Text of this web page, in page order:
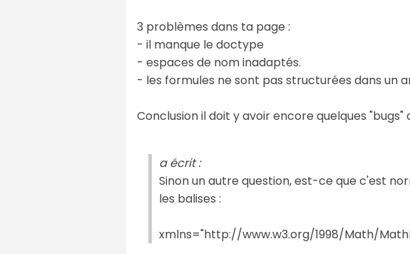
3 problèmes dans ta page :
- il manque le doctype
- espaces de nom inadaptés.
- les formules ne sont pas structurées dans un
Conclusion il doit y avoir encore quelques "bugs"
a écrit :
Sinon un autre question, est-ce que c'est
les balises :
xmlns="http://www.w3.org/1998/Math/